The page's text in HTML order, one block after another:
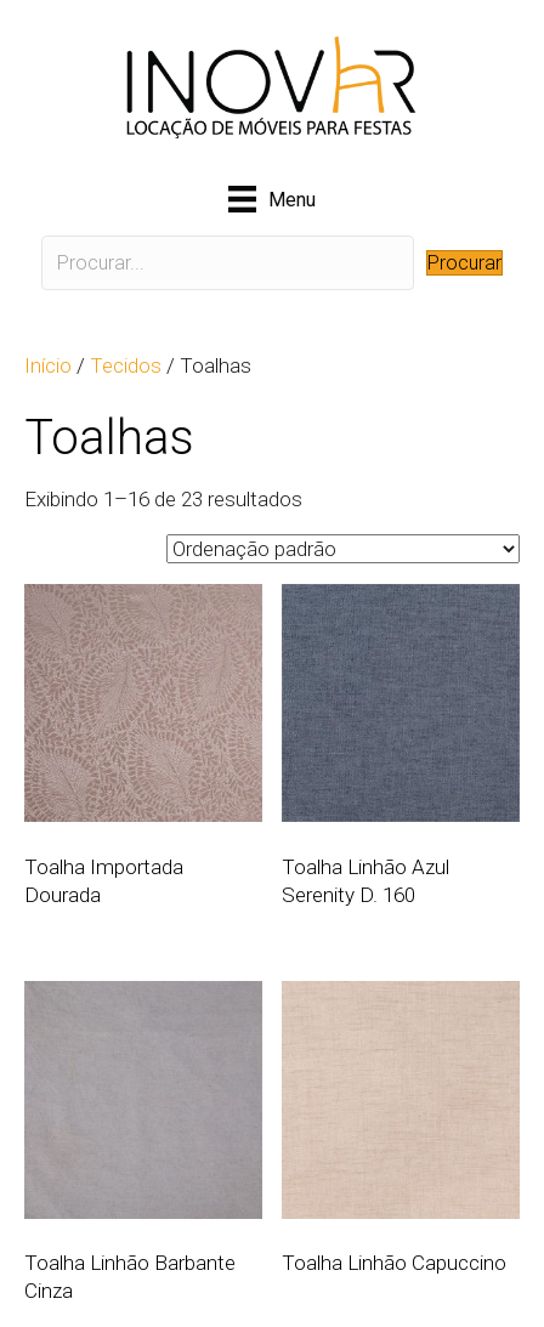
Menu
Procurar
Início / Tecidos / Toalhas
Toalhas
Exibindo 1–16 de 23 resultados
Toalha Importada
Dourada
Toalha Linhão Azul
Serenity D. 160
Toalha Linhão Barbante
Cinza
Toalha Linhão Capuccino